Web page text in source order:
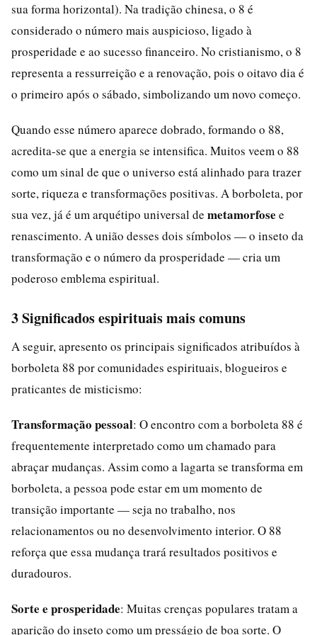
sua forma horizontal). Na tradição chinesa, o 8 é
considerado o número mais auspicioso, ligado à
prosperidade e ao sucesso financeiro. No cristianismo, o 8
representa a ressurreição e a renovação, pois o oitavo dia é
o primeiro após o sábado, simbolizando um novo começo.
Quando esse número aparece dobrado, formando o 88,
acredita-se que a energia se intensifica. Muitos veem o 88
como um sinal de que o universo está alinhado para trazer
sorte, riqueza e transformações positivas. A borboleta, por
sua vez, já é um arquétipo universal de metamorfose e
renascimento. A união desses dois símbolos — o inseto da
transformação e o número da prosperidade — cria um
poderoso emblema espiritual.
3 Significados espirituais mais comuns
A seguir, apresento os principais significados atribuídos à
borboleta 88 por comunidades espirituais, blogueiros e
praticantes de misticismo:
Transformação pessoal: O encontro com a borboleta 88 é
frequentemente interpretado como um chamado para
abraçar mudanças. Assim como a lagarta se transforma em
borboleta, a pessoa pode estar em um momento de
transição importante — seja no trabalho, nos
relacionamentos ou no desenvolvimento interior. O 88
reforça que essa mudança trará resultados positivos e
duradouros.
Sorte e prosperidade: Muitas crenças populares tratam a
aparição do inseto como um presságio de boa sorte. O